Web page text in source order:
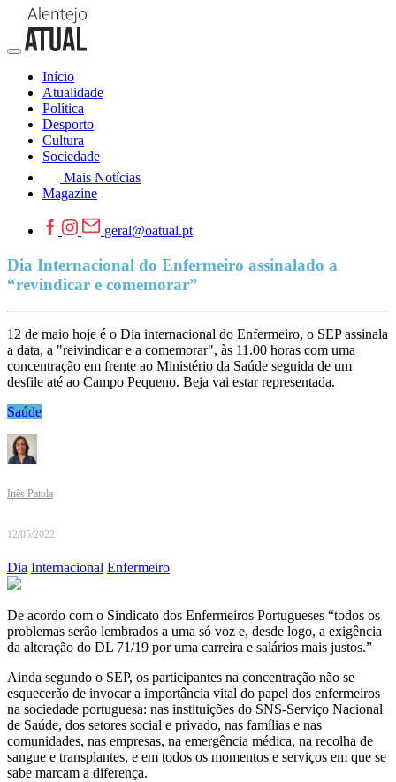
Início
Atualidade
Política
Desporto
Cultura
Sociedade
Mais Notícias
Magazine
geral@oatual.pt
Dia Internacional do Enfermeiro assinalado a
“revindicar e comemorar”
12 de maio hoje é o Dia internacional do Enfermeiro, o SEP assinala
a data, a "reivindicar e a comemorar", às 11.00 horas com uma
concentração em frente ao Ministério da Saúde seguida de um
desfile até ao Campo Pequeno. Beja vai estar representada.
Saúde
Inês Patola
12/05/2022
Dia Internacional Enfermeiro
De acordo com o Sindicato dos Enfermeiros Portugueses “todos os
problemas serão lembrados a uma só voz e, desde logo, a exigência
da alteração do DL 71/19 por uma carreira e salários mais justos.”
Ainda segundo o SEP, os participantes na concentração não se
esquecerão de invocar a importância vital do papel dos enfermeiros
na sociedade portuguesa: nas instituições do SNS-Serviço Nacional
de Saúde, dos setores social e privado, nas famílias e nas
comunidades, nas empresas, na emergência médica, na recolha de
sangue e transplantes, e em todos os momentos e serviços em que se
sabe marcam a diferença.